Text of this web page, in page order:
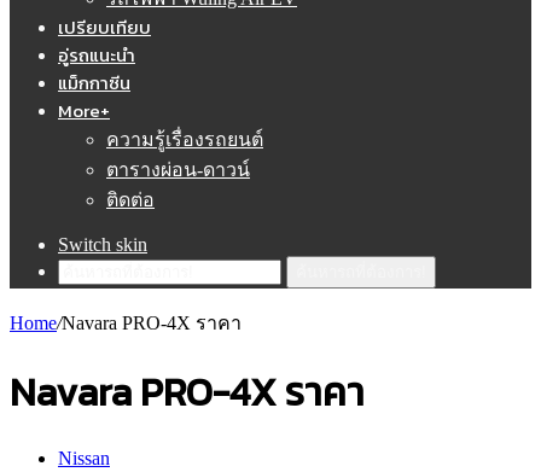
เปรียบเทียบ
อู่รถแนะนำ
แม็กกาซีน
More+
ความรู้เรื่องรถยนต์
ตารางผ่อน-ดาวน์
ติดต่อ
Switch skin
Home/Navara PRO-4X ราคา
Navara PRO-4X ราคา
Nissan